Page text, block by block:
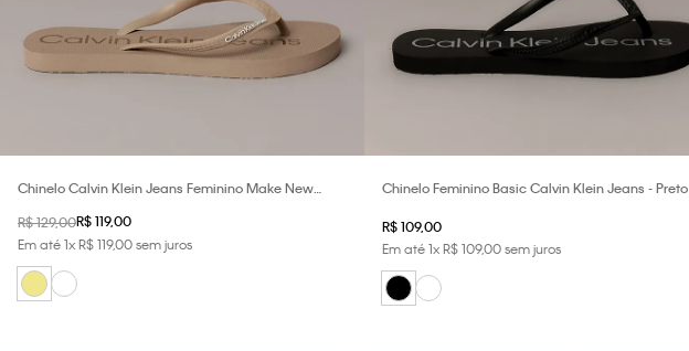
Chinelo Calvin Klein Jeans Feminino Make New
R$129,00R$119,00
Em até1xR$119,00sem juros
Chinelo Feminino Basic Calvin Klein Jeans - Preto
R$ 109,00
Em até1xR$ 109,00sem juros